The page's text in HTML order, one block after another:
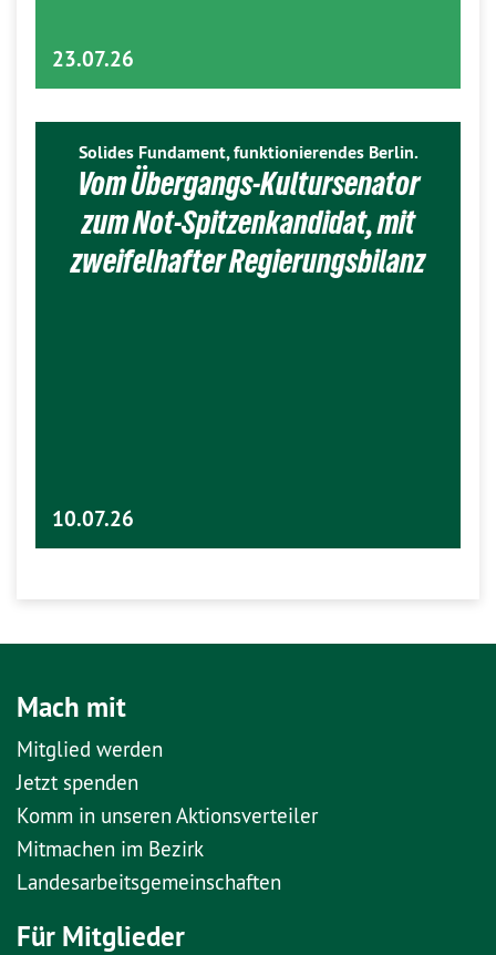
23.07.26
Solides Fundament, funktionierendes Berlin.
Vom Übergangs-Kultursenator
zum Not-Spitzenkandidat, mit
zweifelhafter Regierungsbilanz
10.07.26
Mach mit
Mitglied werden
Jetzt spenden
Komm in unseren Aktionsverteiler
Mitmachen im Bezirk
Landesarbeitsgemeinschaften
Für Mitglieder